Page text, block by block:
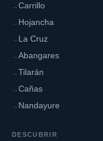
Carrillo
Hojancha
La Cruz
Abangares
Tilarán
Cañas
Nandayure
DESCUBRIR